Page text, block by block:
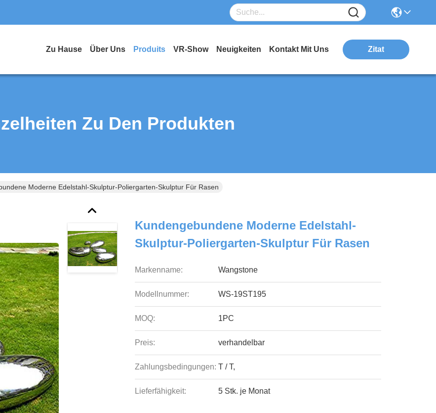
Zu Hause Über Uns Produits VR-Show Neuigkeiten Kontakt Mit Uns Zitat
Zu Den Produkten
Moderne Edelstahl-Skulptur-Poliergarten-Skulptur Für Rasen
Kundengebundene Moderne Edelstahl-
Skulptur-Poliergarten-Skulptur Für Rasen
Markenname: Wangstone
Modellnummer: WS-19ST195
MOQ: 1PC
Preis: verhandelbar
Zahlungsbedingungen: T / T,
Lieferfähigkeit: 5 Stk. je Monat